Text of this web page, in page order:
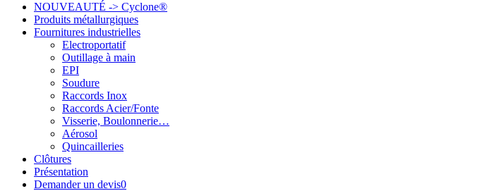
NOUVEAUTÉ -> Cyclone®
Produits métallurgiques
Fournitures industrielles
Electroportatif
Outillage à main
EPI
Soudure
Raccords Inox
Raccords Acier/Fonte
Visserie, Boulonnerie…
Aérosol
Quincailleries
Clôtures
Présentation
Demander un devis0